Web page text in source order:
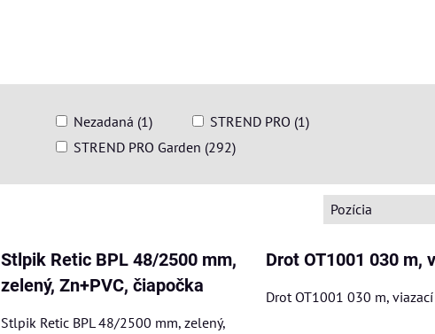
Nezadaná (1)
STREND PRO (1)
STREND PRO Garden (292)
Pozícia
Stlpik Retic BPL 48/2500 mm,
zelený, Zn+PVC, čiapočka
Stlpik Retic BPL 48/2500 mm, zelený,
Drot OT1001 030 m,
Drot OT1001 030 m, viazací